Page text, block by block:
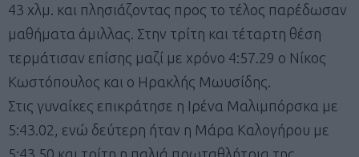
43 χλμ. και πλησιάζοντας προς το τέλος παρέδωσαν
μαθήματα άμιλλας. Στην τρίτη και τέταρτη θέση
τερμάτισαν επίσης μαζί με χρόνο 4:57.29 ο Νίκος
Κωστόπουλος και ο Ηρακλής Μωυσίδης.
Στις γυναίκες επικράτησε η Ιρένα Μαλιμπόρσκα με
5:43.02, ενώ δεύτερη ήταν η Μάρα Καλογήρου με
5:43.50 και τρίτη η παλιά πρωταθλήτρια της